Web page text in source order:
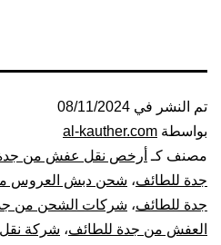
تم النشر في 08/11/2024
بواسطة al-kauther.com
مصنف كـ أرخص نقل عفش من
جدة للطائف، شحن دبش العروس
جدة للطائف، شركات الشحن من
العفش من جدة للطائف، شركة